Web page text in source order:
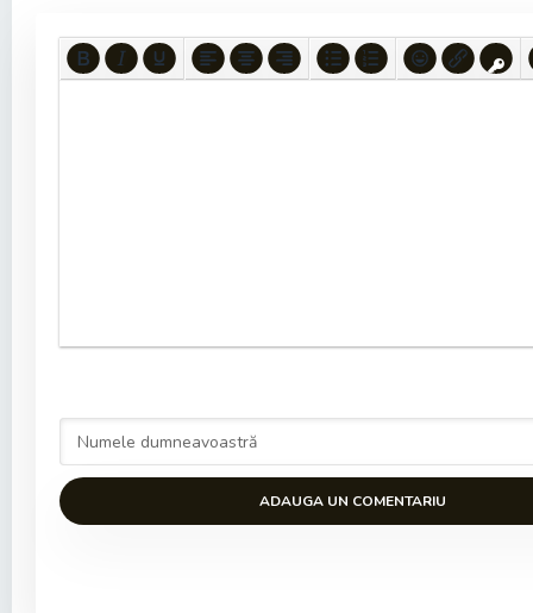
ADAUGA UN COMENTARIU